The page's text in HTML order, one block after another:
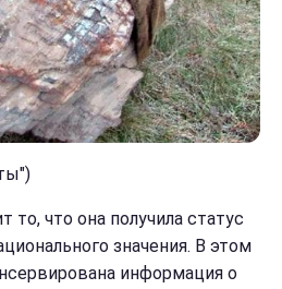
то, что она получила статус
значения. В этом
информация о